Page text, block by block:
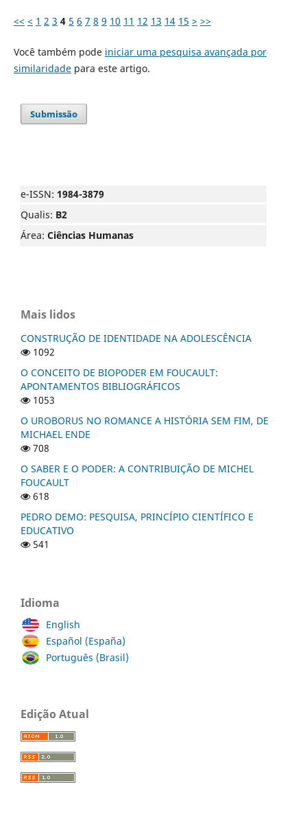
<< < 1 2 3 4 5 6 7 8 9 10 11 12 13 14 15 > >>
Você também pode iniciar uma pesquisa avançada por
similaridadepara este artigo.
Submissão
e-ISSN: 1984-3879
Qualis: B2
Área: Ciências Humanas
Mais lidos
CONSTRUÇÃO DE IDENTIDADE NA ADOLESCÊNCIA
1092
O CONCEITO DE BIOPODER EM FOUCAULT:
APONTAMENTOS BIBLIOGRÁFICOS
1053
O UROBORUS NO ROMANCE A HISTÓRIA SEM FIM, DE
MICHAEL ENDE
708
O SABER E O PODER: A CONTRIBUIÇÃO DE MICHEL
FOUCAULT
618
PEDRO DEMO: PESQUISA, PRINCÍPIO CIENTÍFICO E
EDUCATIVO
541
Idioma
English
Español (España)
Português (Brasil)
Edição Atual